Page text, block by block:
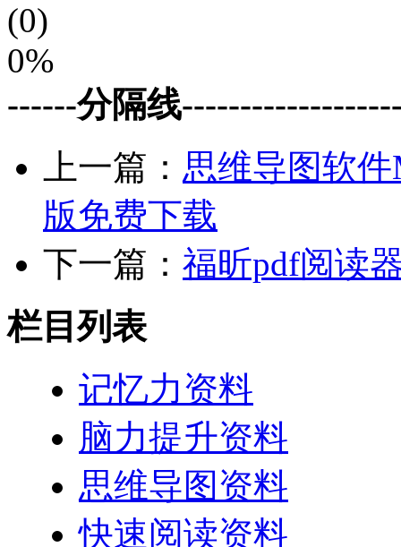
(0)
0%
------分隔线
上一篇： 思维导图软件
版免费下载
下一篇： 福昕pdf阅读
栏目列表
记忆力资料
脑力提升资料
思维导图资料
快速阅读资料